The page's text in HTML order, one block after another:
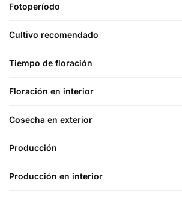
Fotoperíodo
Cultivo recomendado
Tiempo de floración
Floración en interior
Cosecha en exterior
Producción
Producción en interior